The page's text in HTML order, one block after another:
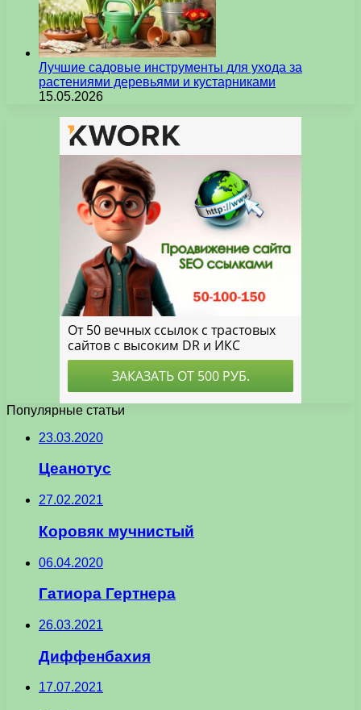
Лучшие садовые инструменты для ухода за
растениями деревьями и кустарниками
15.05.2026
Популярные статьи
23.03.2020
Цеанотус
27.02.2021
Коровяк мучнистый
06.04.2020
Гатиора Гертнера
26.03.2021
Диффенбахия
17.07.2021